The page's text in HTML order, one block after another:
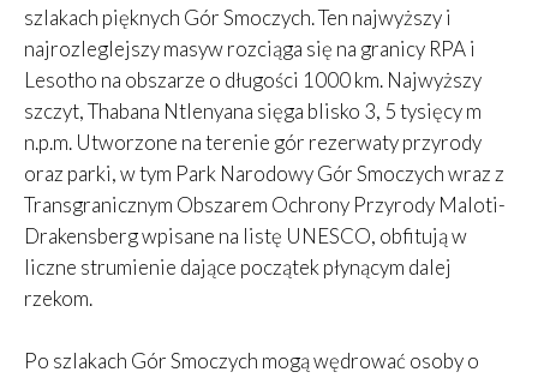
szlakach pięknych Gór Smoczych. Ten najwyższy i
najrozleglejszy masyw rozciąga się na granicy RPA i
Lesotho na obszarze o długości 1000 km. Najwyższy
szczyt, Thabana Ntlenyana sięga blisko 3, 5 tysięcy m
n.p.m. Utworzone na terenie gór rezerwaty przyrody
oraz parki, w tym Park Narodowy Gór Smoczych wraz z
Transgranicznym Obszarem Ochrony Przyrody Maloti-
Drakensberg wpisane na listę UNESCO, obfitują w
liczne strumienie dające początek płynącym dalej
rzekom.
Po szlakach Gór Smoczych mogą wędrować osoby o